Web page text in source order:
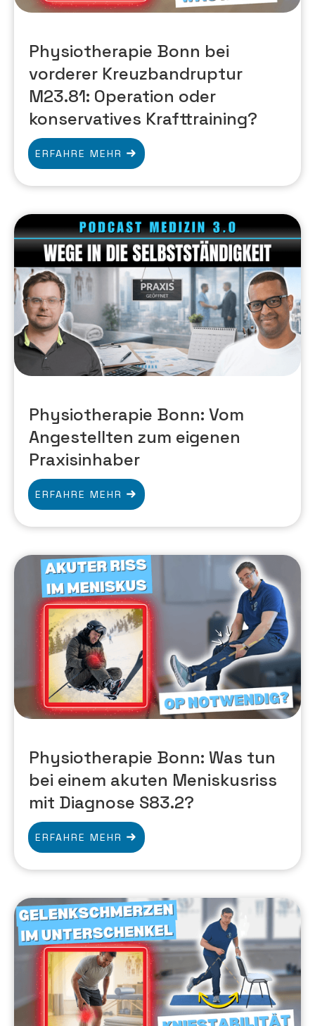
Physiotherapie Bonn bei
vorderer Kreuzbandruptur
M23.81: Operation oder
konservatives Krafttraining?
ERFAHRE MEHR
Physiotherapie Bonn: Vom
Angestellten zum eigenen
Praxisinhaber
ERFAHRE MEHR
Physiotherapie Bonn: Was tun
bei einem akuten Meniskusriss
mit Diagnose S83.2?
ERFAHRE MEHR